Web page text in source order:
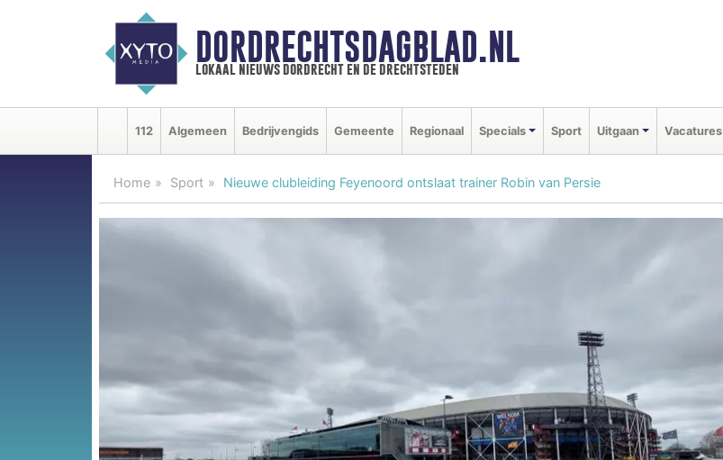
DORDRECHTSDAGBLAD.NL
lokaal nieuws dordrecht en de drechtsteden
112 Algemeen Bedrijvengids Gemeente Regionaal Specials Sport Uitgaan Vacatures
Home Sport Nieuwe clubleiding Feyenoord ontslaat trainer Robin van Persie